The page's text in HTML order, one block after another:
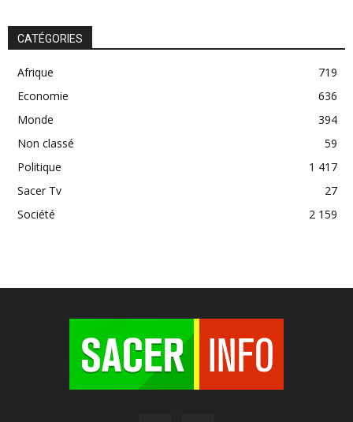
CATÉGORIES
Afrique
719
Economie
636
Monde
394
Non classé
59
Politique
1 417
Sacer Tv
27
Société
2 159